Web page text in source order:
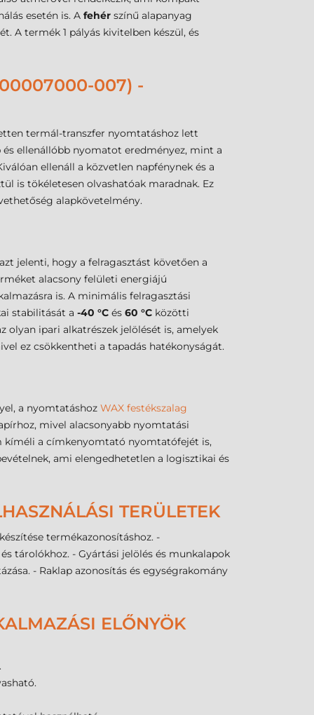
esetén is. A fehér színű alapanyag
A termék 1 pályás kivitelben készül, és
007) -
termál-transzfer nyomtatáshoz lett
ellenállóbb nyomatot eredményez, mint a
ellenáll a közvetlen napfénynek és a
is tökéletesen olvashatóak maradnak. Ez
alapkövetelmény.
jelenti, hogy a felragasztást követően a
alacsony felületi energiájú
is. A minimális felragasztási
stabilitását a -40 °C és 60 °C közötti
olyan ipari alkatrészek jelölését is, amelyek
ez csökkentheti a tapadás hatékonyságát.
a nyomtatáshoz WAX festékszalag
mivel alacsonyabb nyomtatási
kíméli a címkenyomtató nyomtatófejét is,
ami elengedhetetlen a logisztikai és
TERÜLETEK
termékazonosításhoz. -
tárolókhoz. - Gyártási jelölés és munkalapok
- Raklap azonosítás és egységrakomány
ELŐNYÖK